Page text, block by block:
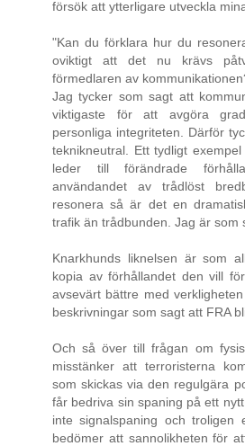
försök att ytterligare utveckla
"Kan du förklara hur du
oviktigt att det nu krävs
förmedlaren av
Jag tycker som sagt att
viktigaste för att avgöra
personliga integriteten. Därför
teknikneutral. Ett tydligt
leder till förändrade
användandet av trådlöst
resonera så är det en
trafik än trådbunden. Jag är som
Knarkhunds liknelsen är som
kopia av förhållandet den vill
avsevärt bättre med
beskrivningar som sagt att FRA
Och så över till frågan om
misstänker att terroristerna
som skickas via den regulgära
får bedriva sin spaning på ett
inte signalspaning och troligen
bedömer att sannolikheten för